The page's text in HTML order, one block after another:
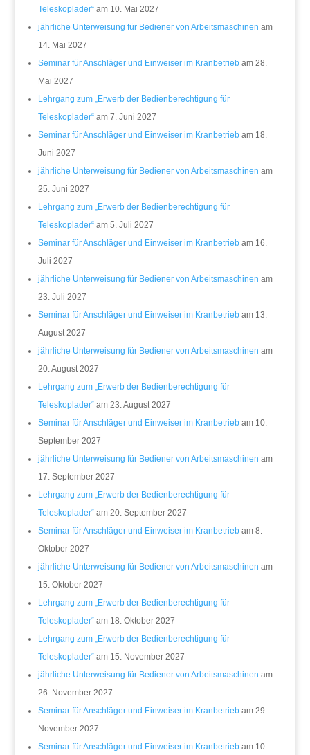
Teleskoplader“am 10. Mai 2027
jährliche Unterweisung für Bediener von Arbeitsmaschinen am
14. Mai 2027
Seminar für Anschläger und Einweiser im Kranbetriebam 28.
Mai 2027
Lehrgang zum „Erwerb der Bedienberechtigung für
Teleskoplader“am 7. Juni 2027
Seminar für Anschläger und Einweiser im Kranbetriebam 18.
Juni 2027
jährliche Unterweisung für Bediener von Arbeitsmaschinen am
25. Juni 2027
Lehrgang zum „Erwerb der Bedienberechtigung für
Teleskoplader“am 5. Juli 2027
Seminar für Anschläger und Einweiser im Kranbetriebam 16.
Juli 2027
jährliche Unterweisung für Bediener von Arbeitsmaschinen am
23. Juli 2027
Seminar für Anschläger und Einweiser im Kranbetriebam 13.
August 2027
jährliche Unterweisung für Bediener von Arbeitsmaschinen am
20. August 2027
Lehrgang zum „Erwerb der Bedienberechtigung für
Teleskoplader“am 23. August 2027
Seminar für Anschläger und Einweiser im Kranbetriebam 10.
September 2027
jährliche Unterweisung für Bediener von Arbeitsmaschinen am
17. September 2027
Lehrgang zum „Erwerb der Bedienberechtigung für
Teleskoplader“am 20. September 2027
Seminar für Anschläger und Einweiser im Kranbetriebam 8.
Oktober 2027
jährliche Unterweisung für Bediener von Arbeitsmaschinen am
15. Oktober 2027
Lehrgang zum „Erwerb der Bedienberechtigung für
Teleskoplader“am 18. Oktober 2027
Lehrgang zum „Erwerb der Bedienberechtigung für
Teleskoplader“am 15. November 2027
jährliche Unterweisung für Bediener von Arbeitsmaschinen am
26. November 2027
Seminar für Anschläger und Einweiser im Kranbetriebam 29.
November 2027
Seminar für Anschläger und Einweiser im Kranbetriebam 10.